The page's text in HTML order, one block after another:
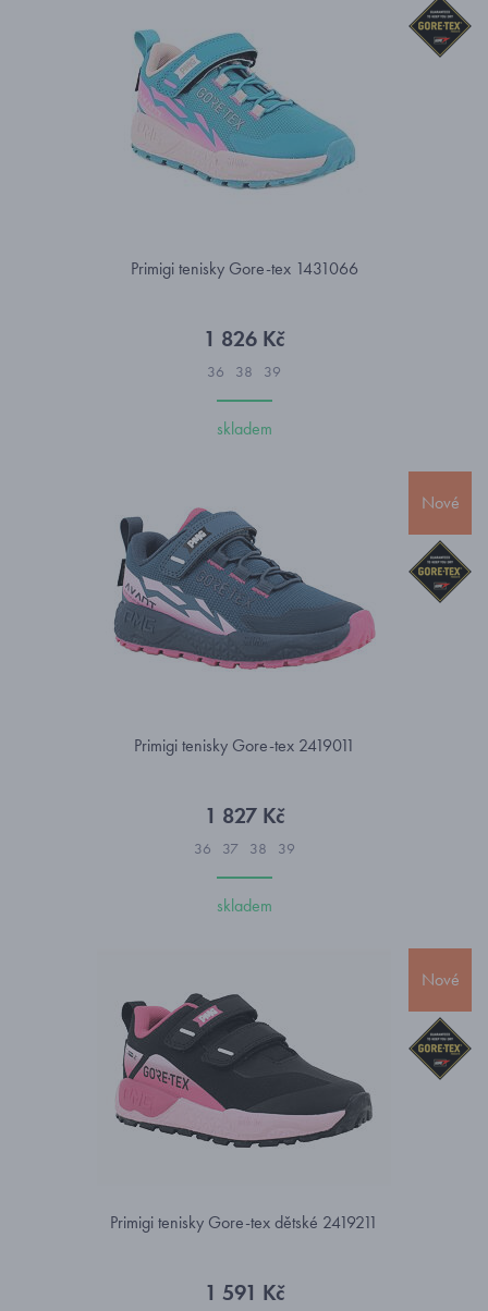
Primigi tenisky Gore-tex 1431066
1 826 Kč
36 38 39
skladem
Nové
Primigi tenisky Gore-tex 2419011
1 827 Kč
36 37 38 39
skladem
Nové
Primigi tenisky Gore-tex dětské 2419211
1 591 Kč